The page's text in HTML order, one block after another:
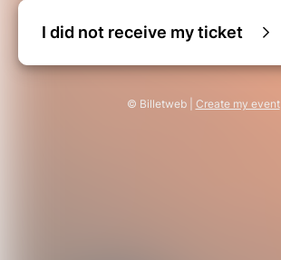
I did not receive my ticket
© Billetweb | Create my event